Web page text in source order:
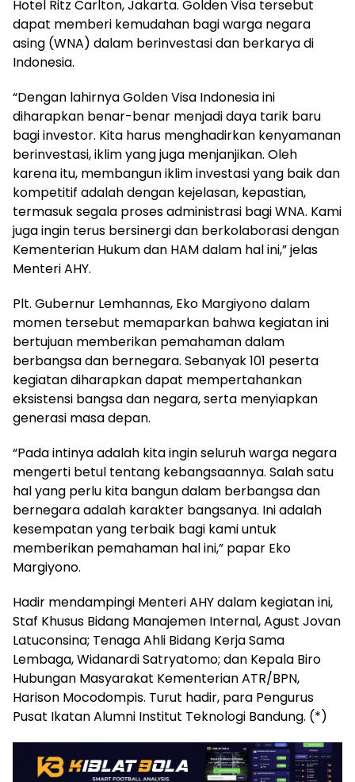
Hotel Ritz Carlton, Jakarta. Golden Visa tersebut
dapat memberi kemudahan bagi warga negara
asing (WNA) dalam berinvestasi dan berkarya di
Indonesia.
“Dengan lahirnya Golden Visa Indonesia ini
diharapkan benar-benar menjadi daya tarik baru
bagi investor. Kita harus menghadirkan kenyamanan
berinvestasi, iklim yang juga menjanjikan. Oleh
karena itu, membangun iklim investasi yang baik dan
kompetitif adalah dengan kejelasan, kepastian,
termasuk segala proses administrasi bagi WNA. Kami
juga ingin terus bersinergi dan berkolaborasi dengan
Kementerian Hukum dan HAM dalam hal ini,” jelas
Menteri AHY.
Plt. Gubernur Lemhannas, Eko Margiyono dalam
momen tersebut memaparkan bahwa kegiatan ini
bertujuan memberikan pemahaman dalam
berbangsa dan bernegara. Sebanyak 101 peserta
kegiatan diharapkan dapat mempertahankan
eksistensi bangsa dan negara, serta menyiapkan
generasi masa depan.
“Pada intinya adalah kita ingin seluruh warga negara
mengerti betul tentang kebangsaannya. Salah satu
hal yang perlu kita bangun dalam berbangsa dan
bernegara adalah karakter bangsanya. Ini adalah
kesempatan yang terbaik bagi kami untuk
memberikan pemahaman hal ini,” papar Eko
Margiyono.
Hadir mendampingi Menteri AHY dalam kegiatan ini,
Staf Khusus Bidang Manajemen Internal, Agust Jovan
Latuconsina; Tenaga Ahli Bidang Kerja Sama
Lembaga, Widanardi Satryatomo; dan Kepala Biro
Hubungan Masyarakat Kementerian ATR/BPN,
Harison Mocodompis. Turut hadir, para Pengurus
Pusat Ikatan Alumni Institut Teknologi Bandung. (*)